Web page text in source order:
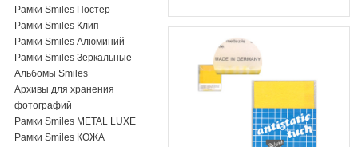
Рамки Smiles Постер
Рамки Smiles Клип
Рамки Smiles Алюминий
Рамки Smiles Зеркальные
Альбомы Smiles
Архивы для хранения
фотографий
Рамки Smiles METAL LUXE
Рамки Smiles КОЖА